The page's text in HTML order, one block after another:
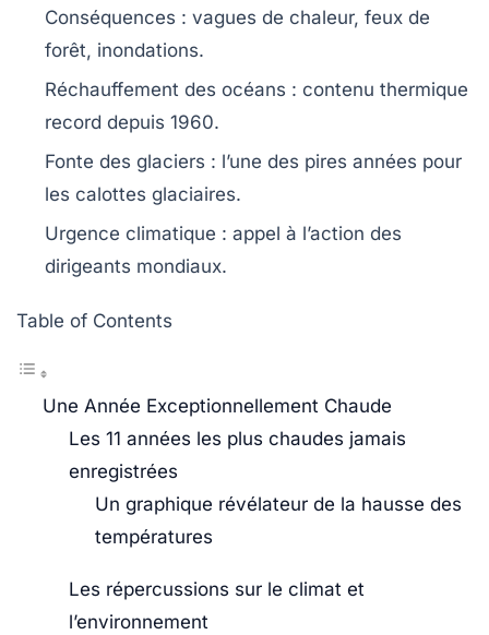
Conséquences : vagues de chaleur, feux de
forêt, inondations.
Réchauffement des océans : contenu thermique
record depuis 1960.
Fonte des glaciers : l’une des pires années pour
les calottes glaciaires.
Urgence climatique : appel à l’action des
dirigeants mondiaux.
Table of Contents
Une Année Exceptionnellement Chaude
Les 11 années les plus chaudes jamais
enregistrées
Un graphique révélateur de la hausse des
températures
Les répercussions sur le climat et
l’environnement